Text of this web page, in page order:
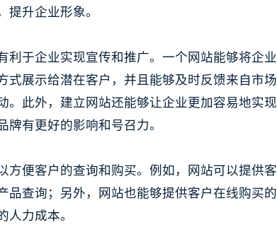
升企业形象。
利于企业实现宣传和推广。一个网站能够将企业
式展示给潜在客户，并且能够及时反馈来自市场
。此外，建立网站还能够让企业更加容易地实现
有更好的影响和号召力。
方便客户的查询和购买。例如，网站可以提供客
品查询；另外，网站也能够提供客户在线购买的
力成本。